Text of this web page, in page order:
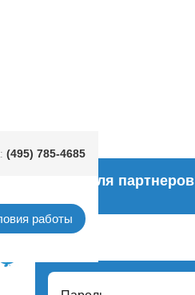
(495) 785-4685
работы
Вход для партнеров
Логин